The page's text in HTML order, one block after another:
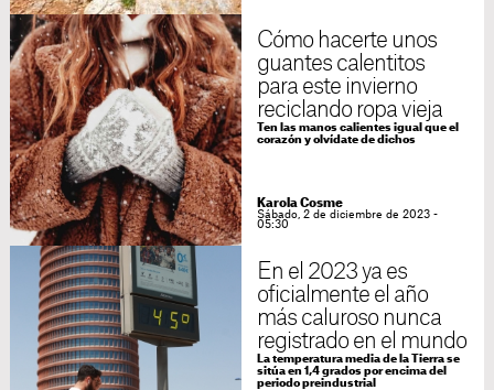
Cómo hacerte unos
guantes calentitos
para este invierno
reciclando ropa vieja
Ten las manos calientes igual que el
corazón y olvídate de dichos
Karola Cosme
Sábado, 2 de diciembre de 2023 -
05:30
En el 2023 ya es
oficialmente el año
más caluroso nunca
registrado en el mundo
La temperatura media de la Tierra se
sitúa en 1,4 grados por encima del
periodo preindustrial